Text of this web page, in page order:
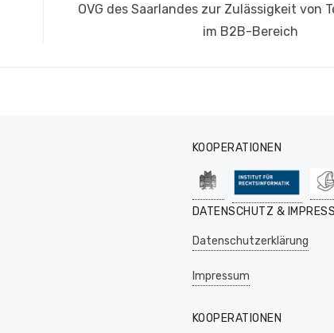
Nächster
OVG des Saarlandes zur Zulässigkeit von
im B2B-Bereich
KOOPERATIONEN
DATENSCHUTZ &
Datenschutzerklärung
Impressum
KOOPERATIONEN